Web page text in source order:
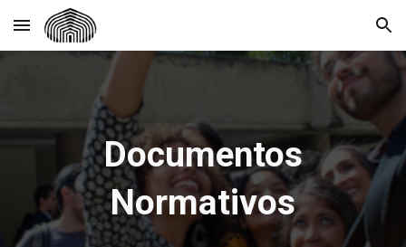
Skip to main content Skip to navigation
Documentos
Normativos